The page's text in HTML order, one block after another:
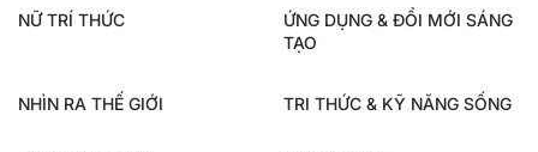
NỮ TRÍ THỨC
ỨNG DỤNG & ĐỔI MỚI SÁNG
TẠO
NHÌN RA THẾ GIỚI TRI THỨC & KỸ NĂNG SỐNG